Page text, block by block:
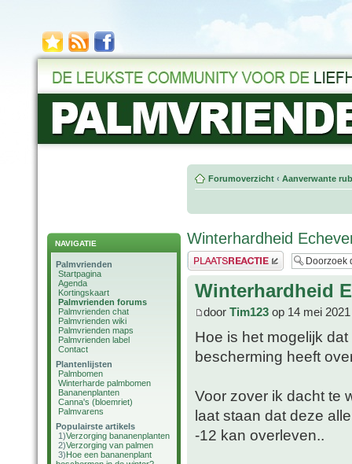
NAVIGATIE
Palmvrienden
Startpagina
Agenda
Kortingskaart
Palmvrienden forums
Palmvrienden chat
Palmvrienden wiki
Palmvrienden maps
Palmvrienden label
Contact
Plantenlijsten
Palmbomen
Winterharde palmbomen
Bananenplanten
Canna's (bloemriet)
Palmvarens
Populairste artikels
1)Verzorging bananenplanten
2)Verzorging van palmen
3)Hoe een bananenplant
Forumoverzicht ‹ Aanverwante
Winterhardheid
Plaats een reactie
Winterhardheid
door Tim123 op 14 mei
Hoe is het mogelijk
bescherming heeft
Voor zover ik dacht te
laat staan dat deze
-12 kan overleven..